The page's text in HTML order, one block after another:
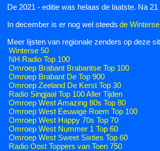
De 2021 - editie was helaas de laatste. Na
In december is er nog wel steeds de
Meer lijsten van regionale zenders op deze
Winterse 50
NH Radio Top 100
Omroep Brabant Brabantse Top 100
Omroep Brabant De Top 900
Omroep Zeeland De Kerst Top 30
Radio Singjaal Top 100 Aller Tijden
Omroep West Amazing 80s Top 80
Omroep West Eeuwige Roem Top 100
Omroep West Happy 70s Top 70
Omroep West Nummer 1 Top 60
Omroep West Sweet Sixties Top 60
Radio Oost Toppers van Toen 750